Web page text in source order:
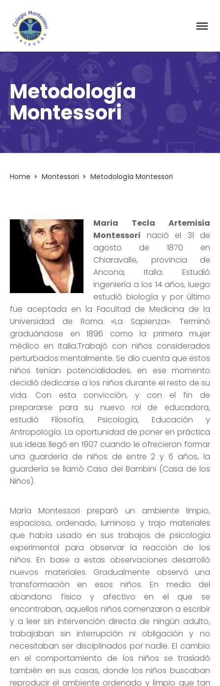
Metodología
Montessori
Home Montessori Metodología Montessori
Maria Tecla Artemisia
Montessori nació el 31 de
agosto de 1870 en
Chiaravalle, provincia de
Ancona, Italia. Estudió
ingeniería a los 14 años, luego
estudió biología y por último
fue aceptada en la Facultad de Medicina de la
Universidad de Roma «La Sapienza». Terminó
graduándose en 1896 como la primera mujer
médico en Italia.Trabajó con niños considerados
perturbados mentalmente. Se dio cuenta que estos
niños tenían potencialidades, en ese momento
decidió dedicarse a los niños durante el resto de su
vida. Con esta convicción, y con el fin de
prepararse para su nuevo rol de educadora,
estudió Filosofía, Psicología, Educación y
Antropología. La oportunidad de poner en práctica
sus ideas llegó en 1907 cuando le ofrecieron formar
una guardería de niños de entre 2 y 6 años, la
guardería se llamó Casa dei Bambini (Casa de los
Niños).
María Montessori preparó un ambiente limpio,
espacioso, ordenado, luminoso y trajo materiales
que había usado en sus trabajos de psicología
experimental para observar la reacción de los
niños. En base a estas observaciones desarrolló
nuevos materiales. Gradualmente observó una
transformación en esos niños. En medio del
abandono físico y afectivo en el que se
encontraban, aquellos niños comenzaron a escribir
y a leer sin intervención directa de ningún adulto,
trabajaban sin interrupción ni obligación y no
necesitaban ser disciplinados por nadie. El cambio
en el comportamiento de los niños se trasladó
también en sus casas, donde los niños buscaban
reproducir el ambiente ordenado y limpio que tan